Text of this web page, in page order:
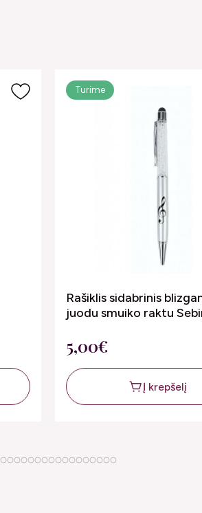
Turime
Rašiklis sidabrinis
juodu smuiko raktu
5,00€
Į krepšelį
4 5 6 7 8 91011121314151617181920